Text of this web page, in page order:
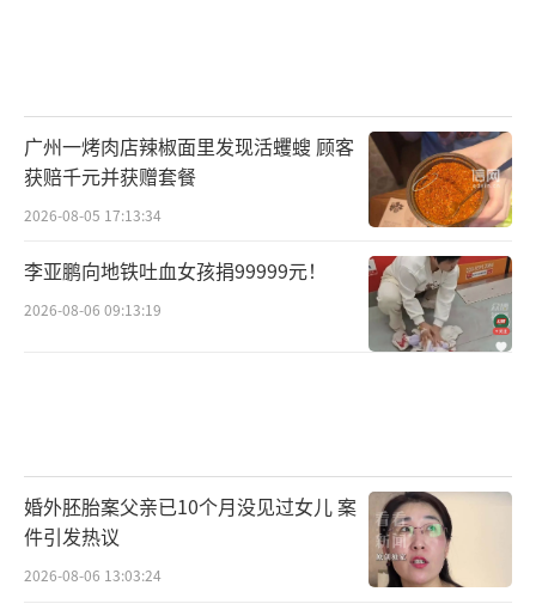
广州一烤肉店辣椒面里发现活蠼螋 顾客
获赔千元并获赠套餐
2026-08-05 17:13:34
李亚鹏向地铁吐血女孩捐99999元！
2026-08-06 09:13:19
婚外胚胎案父亲已10个月没见过女儿 案
件引发热议
2026-08-06 13:03:24